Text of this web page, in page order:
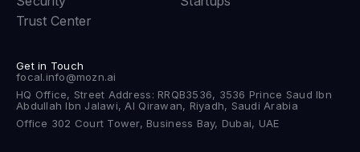
Trust Center
Get in Touch
focal.info@mozn.ai
HQ Office, Street Address: RRQB3536, 3536 Prince Saud Ibn
Abdullah Ibn Jalawi, Al Qirawan, Riyadh, Saudi Arabia
Office 302 Court Tower, Business Bay, Dubai, UAE